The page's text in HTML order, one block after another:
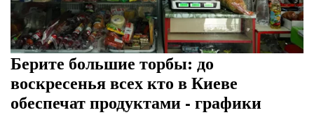
Берите большие торбы: до
воскресенья всех кто в Киеве
обеспечат продуктами - графики